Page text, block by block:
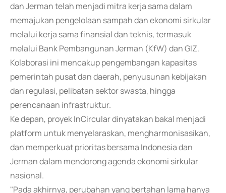
dan Jerman telah menjadi mitra kerja sama dalam
memajukan pengelolaan sampah dan ekonomi sirkular
melalui kerja sama finansial dan teknis, termasuk
melalui Bank Pembangunan Jerman (KfW) dan GIZ.
Kolaborasi ini mencakup pengembangan kapasitas
pemerintah pusat dan daerah, penyusunan kebijakan
dan regulasi, pelibatan sektor swasta, hingga
perencanaan infrastruktur.
Ke depan, proyek InCircular dinyatakan bakal menjadi
platform untuk menyelaraskan, mengharmonisasikan,
dan memperkuat prioritas bersama Indonesia dan
Jerman dalam mendorong agenda ekonomi sirkular
nasional.
"Pada akhirnya, perubahan yang bertahan lama hanya